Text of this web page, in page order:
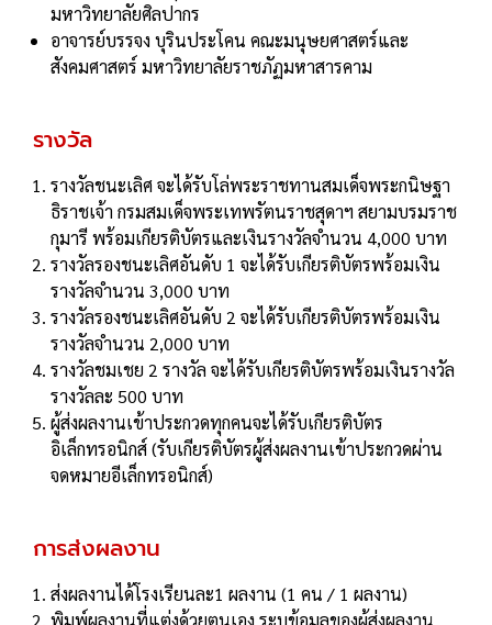
มหาวิทยาลัยศิลปากร
อาจารย์บรรจง บุรินประโคน คณะมนุษยศาสตร์และ
สังคมศาสตร์ มหาวิทยาลัยราชภัฏมหาสารคาม
รางวัล
รางวัลชนะเลิศ จะได้รับโล่พระราชทานสมเด็จพระกนิษฐา
ธิราชเจ้า กรมสมเด็จพระเทพรัตนราชสุดาฯ สยามบรมราช
กุมารี พร้อมเกียรติบัตรและเงินรางวัลจํานวน 4,000 บาท
รางวัลรองชนะเลิศอันดับ 1 จะได้รับเกียรติบัตรพร้อมเงิน
รางวัลจํานวน 3,000 บาท
รางวัลรองชนะเลิศอันดับ 2 จะได้รับเกียรติบัตรพร้อมเงิน
รางวัลจํานวน 2,000 บาท
รางวัลชมเชย 2 รางวัล จะได้รับเกียรติบัตรพร้อมเงินรางวัล
รางวัลละ 500 บาท
ผู้ส่งผลงานเข้าประกวดทุกคนจะได้รับเกียรติบัตร
อิเล็กทรอนิกส์ (รับเกียรติบัตรผู้ส่งผลงานเข้าประกวดผ่าน
จดหมายอีเล็กทรอนิกส์)
การส่งผลงาน
ส่งผลงานได้โรงเรียนละ1 ผลงาน (1 คน / 1 ผลงาน)
พิมพ์ผลงานที่แต่งด้วยตนเอง ระบุข้อมูลของผู้ส่งผลงาน